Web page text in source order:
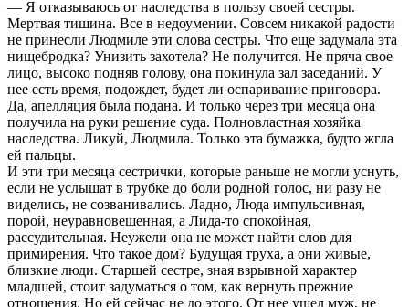
— Я отказываюсь от наследства в пользу своей сестры.
Мертвая тишина. Все в недоумении. Совсем никакой радости
не принесли Людмиле эти слова сестры. Что еще задумала эта
нищебродка? Унизить захотела? Не получится. Не пряча свое
лицо, высоко подняв голову, она покинула зал заседаний. У
нее есть время, подождет, будет ли оспаривание приговора.
Да, апелляция была подана. И только через три месяца она
получила на руки решение суда. Полновластная хозяйка
наследства. Ликуй, Людмила. Только эта бумажка, будто жгла
ей пальцы.
И эти три месяца сестрички, которые раньше не могли уснуть,
если не услышат в трубке до боли родной голос, ни разу не
виделись, не созванивались. Ладно, Люда импульсивная,
порой, неуравновешенная, а Лида-то спокойная,
рассудительная. Неужели она не может найти слов для
примирения. Что такое дом? Будущая труха, а они живые,
близкие люди. Старшей сестре, зная взрывной характер
младшей, стоит задуматься о том, как вернуть прежние
отношения. Но ей сейчас не до этого. От нее ушел муж, не